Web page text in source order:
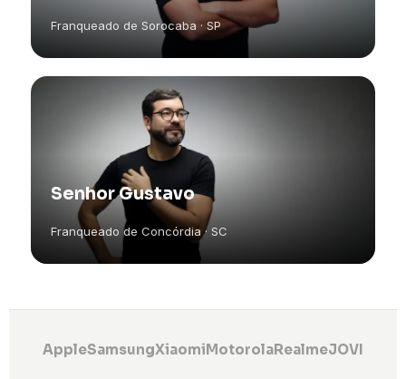
Franqueado de Sorocaba · SP
Senhor Gustavo
Franqueado de Concórdia · SC
AppleSamsungXiaomiMotorolaRealmeJOVI